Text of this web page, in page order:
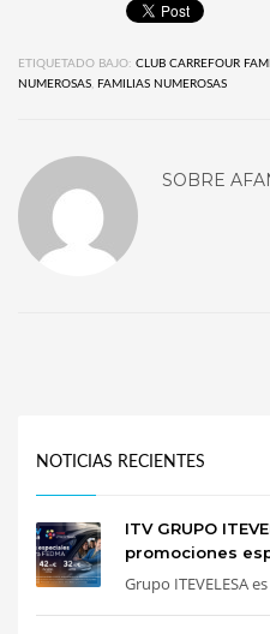
ETIQUETADO BAJO: CLUB CARREFOUR
NUMEROSAS
FAMILIAS NUMEROSAS
SOBRE
NOTICIAS RECIENTES
ITV GRUPO
promociones
Grupo ITEVELESA